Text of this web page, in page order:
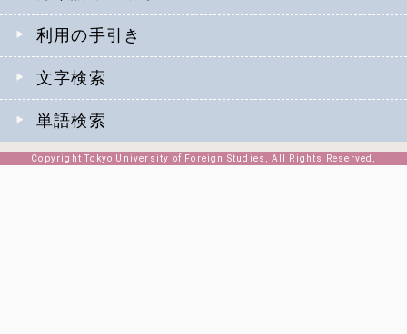
利用の手引き
文字検索
単語検索
Copyright Tokyo University of Foreign Studies, All Rights Reserved,